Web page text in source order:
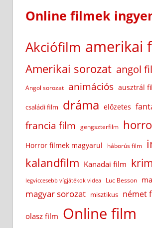
Online filmek
Akciófilm amerikai
Amerikai sorozat angol
Angol sorozat animációs ausztrál
családi film dráma előzetes
francia film gengszterfilm
Horror filmek magyarul háborús film
kalandfilm Kanadai film
legviccesebb vígjátékok videa Luc Besson
magyar sorozat misztikus német
olasz film Online film